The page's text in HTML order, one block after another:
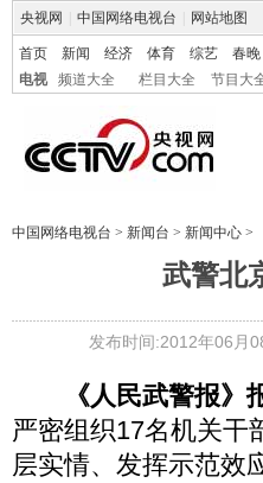
央视网 中国网络电视台 网站地图
首页 新闻 经济 体育 综艺 春晚
电视
频道大全 栏目大全 节目大
中国网络电视台 > 新闻台 > 新闻中心 >
武警北
发布时间:2012年06月
《人民武警报》
严密组织17名机关干
层实情、发挥示范效